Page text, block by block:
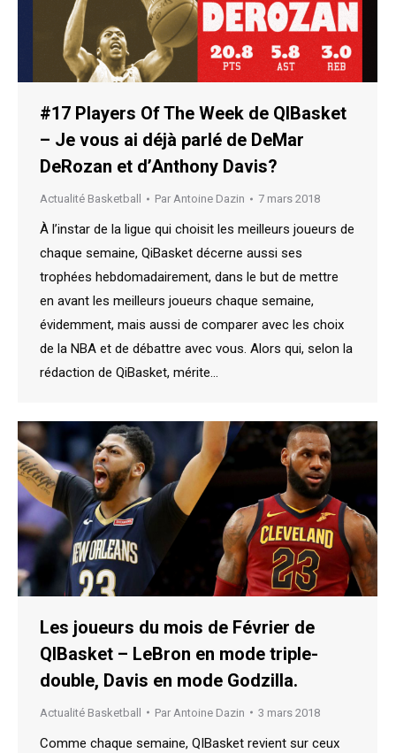
#17 Players Of The Week de QIBasket
– Je vous ai déjà parlé de DeMar
DeRozan et d’Anthony Davis?
Actualité Basketball Par Antoine Dazin 7 mars 2018
À l’instar de la ligue qui choisit les meilleurs joueurs de
chaque semaine, QiBasket décerne aussi ses
trophées hebdomadairement, dans le but de mettre
en avant les meilleurs joueurs chaque semaine,
évidemment, mais aussi de comparer avec les choix
de la NBA et de débattre avec vous. Alors qui, selon la
rédaction de QiBasket, mérite…
Les joueurs du mois de Février de
QIBasket – LeBron en mode triple-
double, Davis en mode Godzilla.
Actualité Basketball Par Antoine Dazin 3 mars 2018
Comme chaque semaine, QIBasket revient sur ceux